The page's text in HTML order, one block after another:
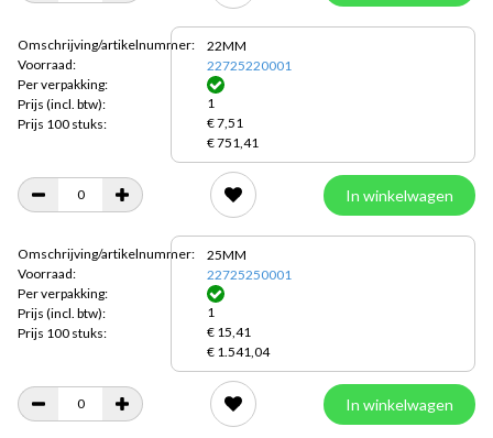
Omschrijving/artikelnummer:
Voorraad:
Per verpakking:
Prijs (incl. btw):
Prijs 100 stuks:
22MM
22725220001
1
€ 7,51
€ 751,41
In winkelwagen
Omschrijving/artikelnummer:
Voorraad:
Per verpakking:
Prijs (incl. btw):
Prijs 100 stuks:
25MM
22725250001
1
€ 15,41
€ 1.541,04
In winkelwagen